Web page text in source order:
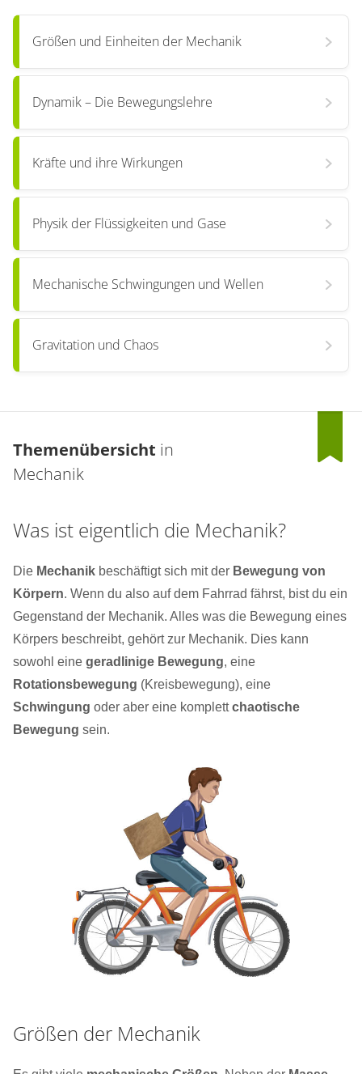
Größen und Einheiten der Mechanik
Dynamik – Die Bewegungslehre
Kräfte und ihre Wirkungen
Physik der Flüssigkeiten und Gase
Mechanische Schwingungen und Wellen
Gravitation und Chaos
Themenübersicht in
Mechanik
Was ist eigentlich die Mechanik?
Die Mechanik beschäftigt sich mit der Bewegung von
Körpern. Wenn du also auf dem Fahrrad fährst, bist du ein
Gegenstand der Mechanik. Alles was die Bewegung eines
Körpers beschreibt, gehört zur Mechanik. Dies kann
sowohl eine geradlinige Bewegung, eine
Rotationsbewegung (Kreisbewegung), eine
Schwingung oder aber eine komplettchaotische
Bewegung sein.
Größen der Mechanik